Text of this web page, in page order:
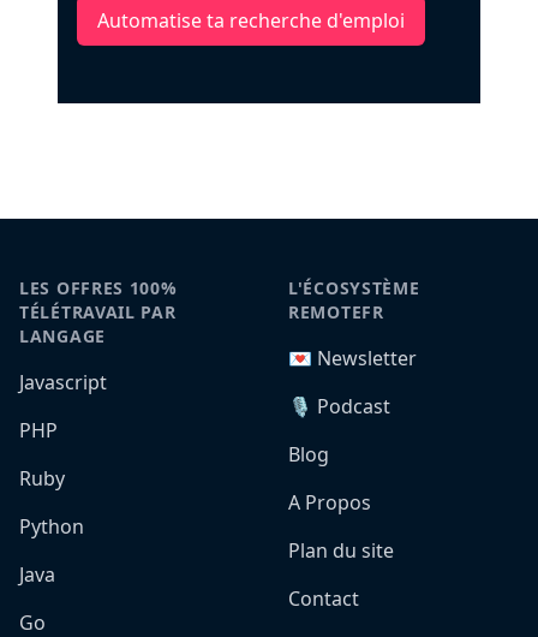
Automatise ta recherche d'emploi
LES OFFRES 100%
TÉLÉTRAVAIL PAR
LANGAGE
Javascript
PHP
Ruby
Python
Java
Go
L'ÉCOSYSTÈME
REMOTEFR
💌 Newsletter
🎙️ Podcast
Blog
A Propos
Plan du site
Contact